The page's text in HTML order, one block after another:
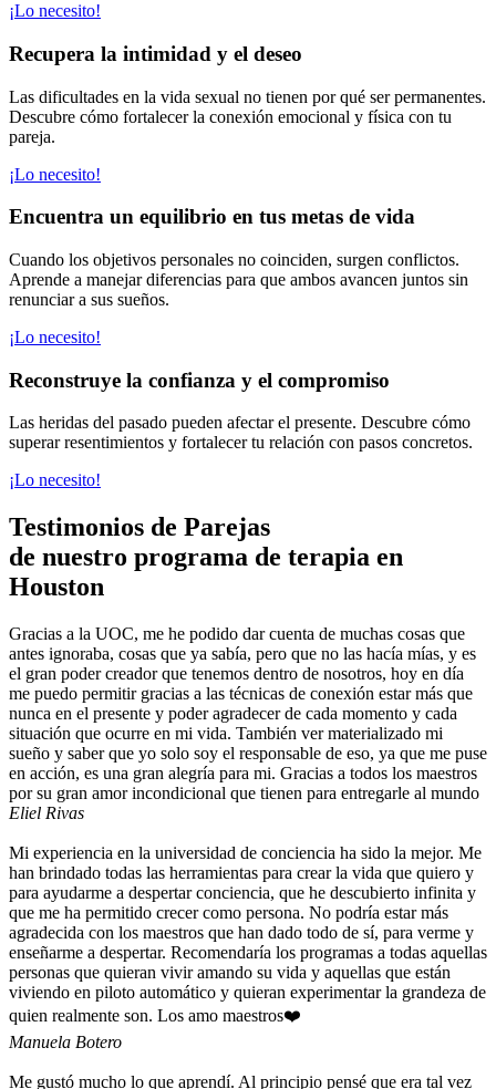
¡Lo necesito!
Recupera la intimidad y el deseo
Las dificultades en la vida sexual no tienen por qué ser permanentes.
Descubre cómo fortalecer la conexión emocional y física con tu
pareja.
¡Lo necesito!
Encuentra un equilibrio en tus metas de vida
Cuando los objetivos personales no coinciden, surgen conflictos.
Aprende a manejar diferencias para que ambos avancen juntos sin
renunciar a sus sueños.
¡Lo necesito!
Reconstruye la confianza y el compromiso
Las heridas del pasado pueden afectar el presente. Descubre cómo
superar resentimientos y fortalecer tu relación con pasos concretos.
¡Lo necesito!
Testimonios de Parejas
de nuestro programa de terapia en
Houston
Gracias a la UOC, me he podido dar cuenta de muchas cosas que
antes ignoraba, cosas que ya sabía, pero que no las hacía mías, y es
el gran poder creador que tenemos dentro de nosotros, hoy en día
me puedo permitir gracias a las técnicas de conexión estar más que
nunca en el presente y poder agradecer de cada momento y cada
situación que ocurre en mi vida. También ver materializado mi
sueño y saber que yo solo soy el responsable de eso, ya que me puse
en acción, es una gran alegría para mi. Gracias a todos los maestros
por su gran amor incondicional que tienen para entregarle al mundo
Eliel Rivas
Mi experiencia en la universidad de conciencia ha sido la mejor. Me
han brindado todas las herramientas para crear la vida que quiero y
para ayudarme a despertar conciencia, que he descubierto infinita y
que me ha permitido crecer como persona. No podría estar más
agradecida con los maestros que han dado todo de sí, para verme y
enseñarme a despertar. Recomendaría los programas a todas aquellas
personas que quieran vivir amando su vida y aquellas que están
viviendo en piloto automático y quieran experimentar la grandeza de
quien realmente son. Los amo maestros❤️
Manuela Botero
Me gustó mucho lo que aprendí. Al principio pensé que era tal vez